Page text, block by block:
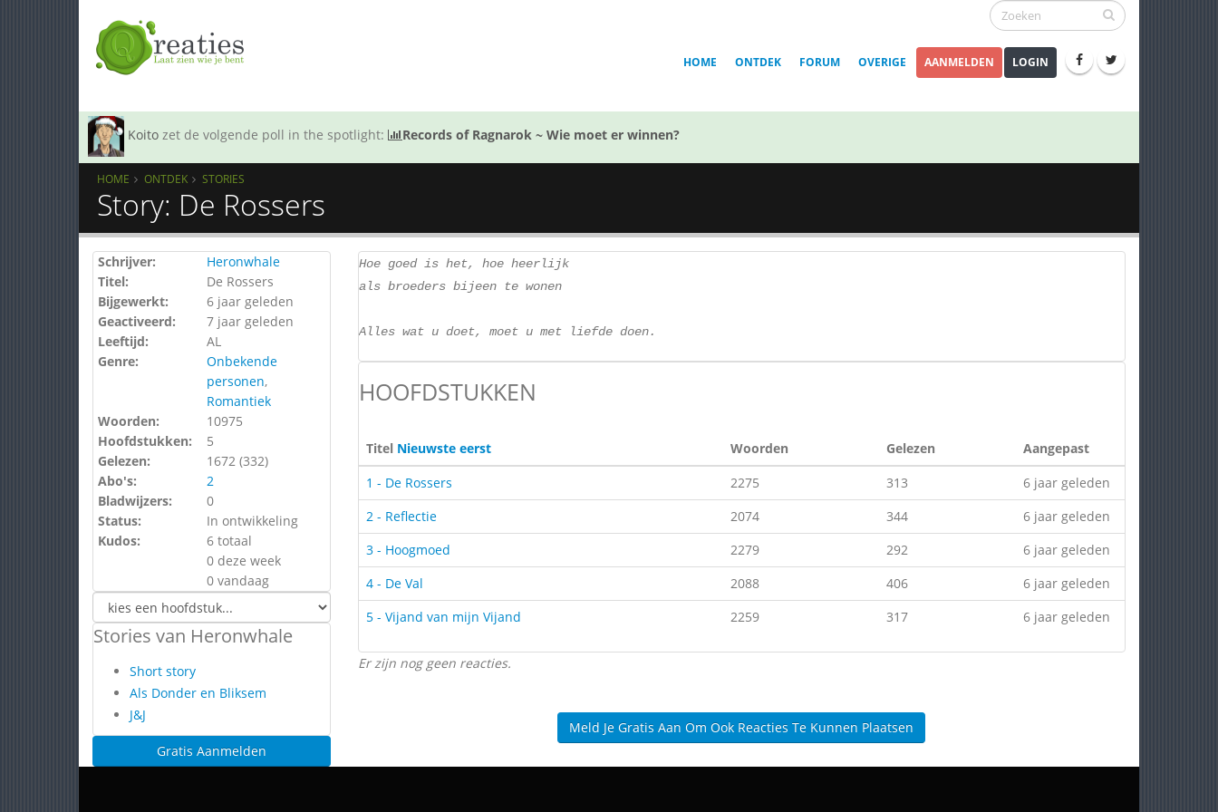
HOME ONTDEK FORUM OVERIGE AANMELDEN LOGIN
Koito zet de volgende poll in the spotlight: Records of Ragnarok ~ Wie moet er winnen?
HOME ONTDEK STORIES
Story: De Rossers
Schrijver:
Heronwhale
Titel:
De Rossers
Bijgewerkt:
6 jaar geleden
Geactiveerd:
7 jaar geleden
Leeftijd:
AL
Genre:
Onbekende
personen,
Romantiek
Woorden:
10975
Hoofdstukken:
5
Gelezen:
1672 (332)
Abo's:
2
Bladwijzers:
0
Status:
In ontwikkeling
Kudos:
6 totaal
0 deze week
0 vandaag
Stories van Heronwhale
Short story
Als Donder en Bliksem
J&J
Gratis Aanmelden
Hoe goed is het, hoe heerlijk
als broeders bijeen te wonen
Alles wat u doet, moet u met liefde doen.
HOOFDSTUKKEN
Titel Nieuwste eerst Woorden Gelezen
Aangepast
1 - De Rossers
2275 313
6 jaar geleden
2 - Reflectie
2074 344
6 jaar geleden
3 - Hoogmoed
2279 292
6 jaar geleden
4 - De Val
2088 406
6 jaar geleden
5 - Vijand van mijn Vijand
2259 317 6 jaar geleden
Er zijn nog geen reacties.
Meld Je Gratis Aan Om Ook Reacties Te Kunnen Plaatsen